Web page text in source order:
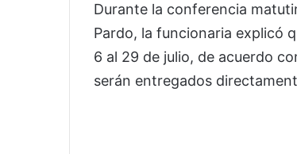
Durante la conferencia
Pardo, la funcionaria explicó
6 al 29 de julio, de acuerdo
serán entregados